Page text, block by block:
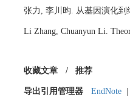
张力, 李川昀. 从基因演化到
Li Zhang, Chuanyun Li.
收藏文章 / 推荐
导出引用管理器 EndNote